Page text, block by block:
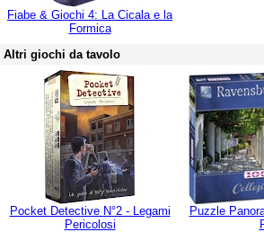
Fiabe & Giochi 4: La Cicala e la
Formica
Altri giochi da tavolo
Pocket Detective N°2 - Legami
Pericolosi
Puzzle